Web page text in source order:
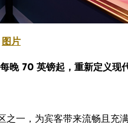
图片
晚 70 英镑起，重新定义现
，为宾客带来流畅且充